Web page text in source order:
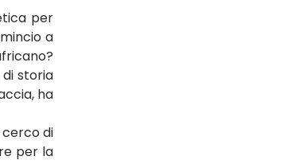
per
a
storia
ha
cerco di
per la